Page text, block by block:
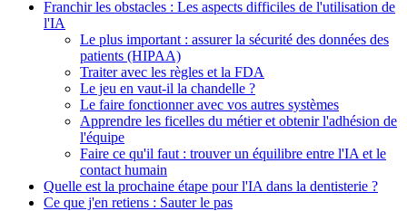
Franchir les obstacles : Les aspects difficiles de l'utilisation de
l'IA
Le plus important : assurer la sécurité des données des
patients (HIPAA)
Traiter avec les règles et la FDA
Le jeu en vaut-il la chandelle ?
Le faire fonctionner avec vos autres systèmes
Apprendre les ficelles du métier et obtenir l'adhésion de
l'équipe
Faire ce qu'il faut : trouver un équilibre entre l'IA et le
contact humain
Quelle est la prochaine étape pour l'IA dans la dentisterie ?
Ce que j'en retiens : Sauter le pas